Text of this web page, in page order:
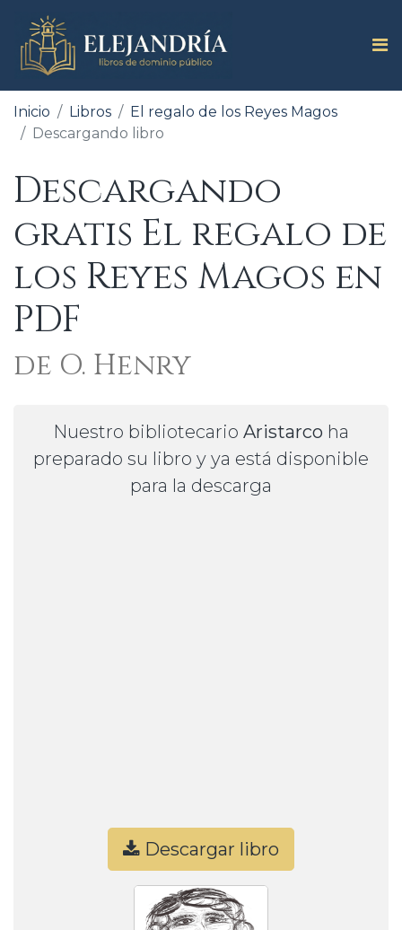
Inicio Libros
El regalo de los Reyes Magos
Descargando libro
Descargando
gratis El regalo de
los Reyes Magos en
PDF
de O. Henry
Nuestro bibliotecario Aristarco ha
preparado su libro y ya está disponible
para la descarga
Descargar libro